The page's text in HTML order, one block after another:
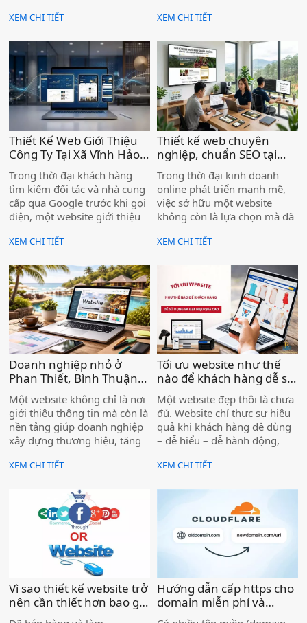
hệ ngay!
XEM CHI TIẾT
bạn tiếp cận khách hàng
XEM CHI TIẾT
Thiết Kế Web Giới Thiệu
Công Ty Tại Xã Vĩnh Hảo –
Nâng Tầm Thương Hiệu
Doanh Nghiệp )
Trong thời đại khách hàng
tìm kiếm đối tác và nhà cung
cấp qua Google trước khi gọi
điện, một website giới thiệu
còn là "có thì tốt" — mà là
được tin tưởng và lựa chọn.
Nếu bạn đang kinh doanh tại
xã Vĩnh Hảo mà chưa có
website, hoặc website cũ đã
lỗi thời, bạn đang để đối thủ
vượt lên phía trước mỗi ngày.
XEM CHI TIẾT
Thiết kế web chuyên
nghiệp, chuẩn SEO tại
Lâm Đồng, hiệu quả cho
doanh nghiệp )
Trong thời đại kinh doanh
online phát triển mạnh mẽ,
việc sở hữu một website
không còn là lựa chọn mà đã
với mọi doanh nghiệp. Đặc
thế mạnh về du lịch, nông
nghiệp và dịch vụ – nhu cầu
xây dựng thương hiệu trên
Internet ngày càng tăng cao.
XEM CHI TIẾT
Doanh nghiệp nhỏ ở
Phan Thiết, Bình Thuận
có cần website không ? )
Một website không chỉ là nơi
giới thiệu thông tin mà còn là
nền tảng giúp doanh nghiệp
xây dựng thương hiệu, tăng
hàng từ Google. Khi khách
thấy doanh nghiệp có
website rõ ràng, chuyên
nghiệp, khả năng liên hệ sẽ
cao hơn rất nhiều.
XEM CHI TIẾT
Tối ưu website như thế
nào để khách hàng dễ sử
dụng và đạt hiệu quả? )
Một website đẹp thôi là chưa
đủ. Website chỉ thực sự hiệu
quả khi khách hàng dễ dùng
– dễ hiểu – dễ hành động,
Google để tiếp cận đúng
XEM CHI TIẾT
Vì sao thiết kế website trở
nên cần thiết hơn bao giờ
hết cho doanh nghiệp
Hướng dẫn cấp https cho
domain miễn phí và
redirect đến 1 url bất kỳ